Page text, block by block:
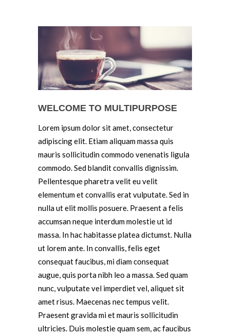
WELCOME TO MULTIPURPOSE
Lorem ipsum dolor sit amet, consectetur
adipiscing elit. Etiam aliquam massa quis
mauris sollicitudin commodo venenatis ligula
commodo. Sed blandit convallis dignissim.
Pellentesque pharetra velit eu velit
elementum et convallis erat vulputate. Sed in
nulla ut elit mollis posuere. Praesent a felis
accumsan neque interdum molestie ut id
massa. In hac habitasse platea dictumst. Nulla
ut lorem ante. In convallis, felis eget
consequat faucibus, mi diam consequat
augue, quis porta nibh leo a massa. Sed quam
nunc, vulputate vel imperdiet vel, aliquet sit
amet risus. Maecenas nec tempus velit.
Praesent gravida mi et mauris sollicitudin
ultricies. Duis molestie quam sem, ac faucibus